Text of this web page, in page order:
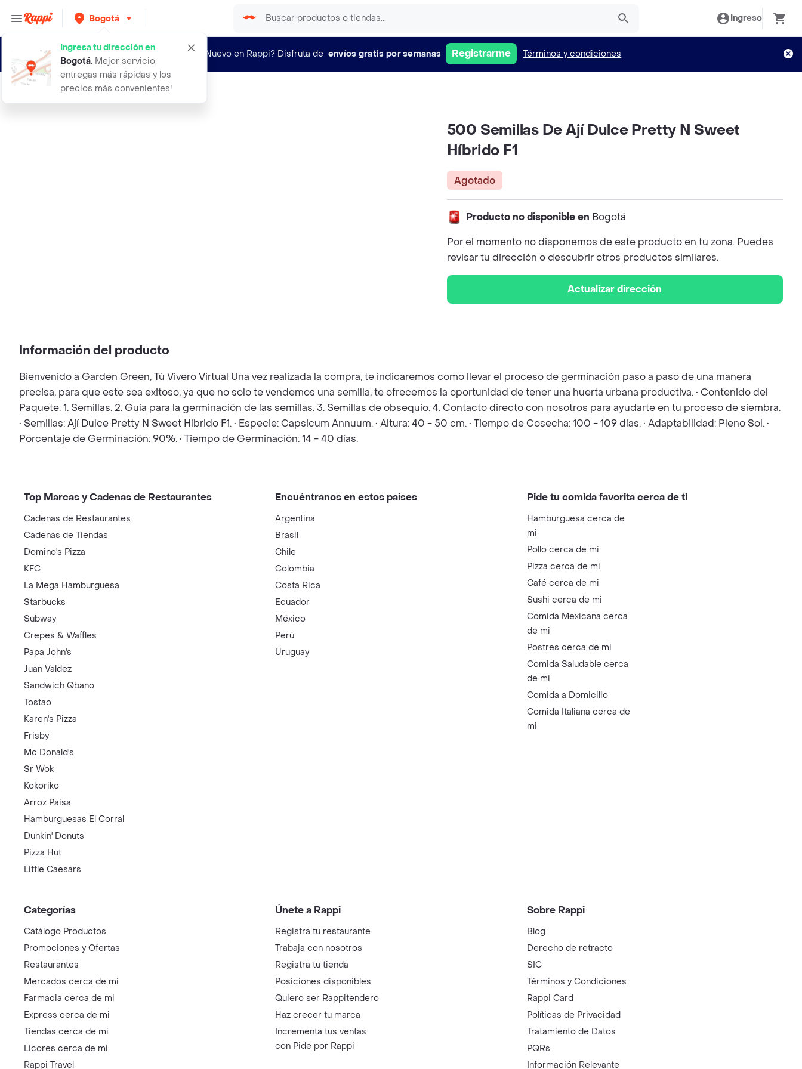
Bogotá
Ingresa tu dirección en
Bogotá. Mejor servicio,
entregas más rápidas y los
precios más convenientes!
Ingreso
¿Nuevo en Rappi? Disfruta de envíos gratis por semanas Registrarme Términos y condiciones
500 semillas de aji dulce pretty n
500 Semillas De Ají Dulce Pretty N Sweet
Híbrido F1
Agotado
Producto no disponible en Bogotá
Por el momento no disponemos de este producto en tu zona. Puedes
revisar tu dirección o descubrir otros productos similares.
Actualizar dirección
Información del producto
Bienvenido a Garden Green, Tú Vivero Virtual Una vez realizada la compra, te indicaremos como llevar el proceso de germinación paso a paso de una manera
precisa, para que este sea exitoso, ya que no solo te vendemos una semilla, te ofrecemos la oportunidad de tener una huerta urbana productiva. • Contenido del
Paquete: 1. Semillas. 2. Guía para la germinación de las semillas. 3. Semillas de obsequio. 4. Contacto directo con nosotros para ayudarte en tu proceso de siembra.
• Semillas: Ají Dulce Pretty N Sweet Híbrido F1. • Especie: Capsicum Annuum. • Altura: 40 - 50 cm. • Tiempo de Cosecha: 100 - 109 días. • Adaptabilidad: Pleno Sol. •
Porcentaje de Germinación: 90%. • Tiempo de Germinación: 14 - 40 días.
Top Marcas y Cadenas de Restaurantes
Cadenas de Restaurantes
Cadenas de Tiendas
Domino's Pizza
KFC
La Mega Hamburguesa
Starbucks
Subway
Crepes & Waffles
Papa John's
Juan Valdez
Sandwich Qbano
Tostao
Karen's Pizza
Frisby
Mc Donald's
Sr Wok
Kokoriko
Arroz Paisa
Hamburguesas El Corral
Dunkin' Donuts
Pizza Hut
Little Caesars
Encuéntranos en estos países
Argentina
Brasil
Chile
Colombia
Costa Rica
Ecuador
México
Perú
Uruguay
Pide tu comida favorita cerca de ti
Hamburguesa cerca de
mi
Pollo cerca de mi
Pizza cerca de mi
Café cerca de mi
Sushi cerca de mi
Comida Mexicana cerca
de mi
Postres cerca de mi
Comida Saludable cerca
de mi
Comida a Domicilio
Comida Italiana cerca de
mi
Categorías
Catálogo Productos
Promociones y Ofertas
Restaurantes
Mercados cerca de mi
Farmacia cerca de mi
Express cerca de mi
Tiendas cerca de mi
Licores cerca de mi
Rappi Travel
Únete a Rappi
Registra tu restaurante
Trabaja con nosotros
Registra tu tienda
Posiciones disponibles
Quiero ser Rappitendero
Haz crecer tu marca
Incrementa tus ventas
con Pide por Rappi
Sobre Rappi
Blog
Derecho de retracto
SIC
Términos y Condiciones
Rappi Card
Políticas de Privacidad
Tratamiento de Datos
PQRs
Información Relevante